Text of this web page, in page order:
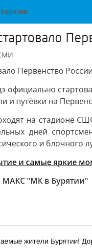
Первенство
официально
и путёвки на
на стадионе
дней
и блочного
и самые яркие
МАКС "МК в Бурятии"
жители Бурятии!